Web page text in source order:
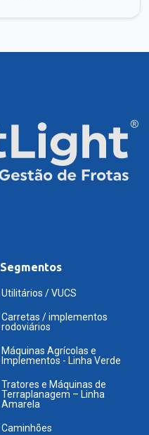
Segmentos
Utilitários / VUCS
Carretas / implementos
rodoviários
Máquinas Agrícolas e
Implementos - Linha Verde
Tratores e Máquinas de
Terraplanagem – Linha
Amarela
Caminhões